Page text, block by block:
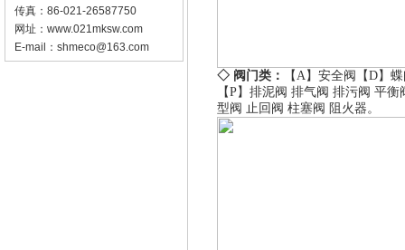
传真：86-021-26587750
网址： www.021mksw.com
E-mail： shmeco@163.com
◇ 阀门类： 【A】 安全阀 【D】
【P】 排泥阀 排气阀 排污阀 平衡
型阀 止回阀 柱塞阀 阻火器。